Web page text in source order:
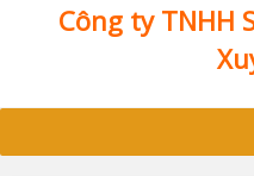
Công ty TNHH